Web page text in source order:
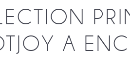
A